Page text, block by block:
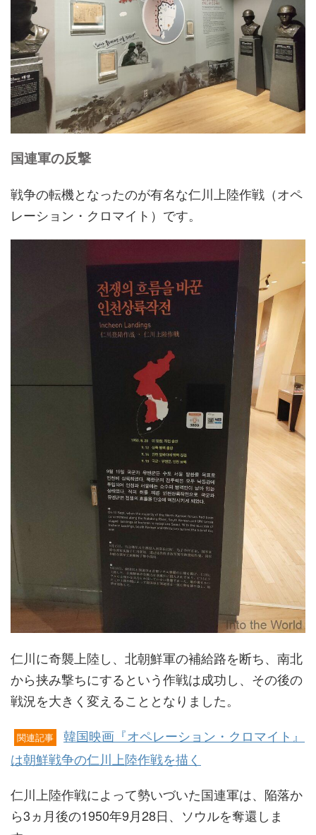
国連軍の反撃
戦争の転機となったのが有名な仁川上陸作戦（オペ
レーション・クロマイト）です。
仁川に奇襲上陸し、北朝鮮軍の補給路を断ち、南北
から挟み撃ちにするという作戦は成功し、その後の
戦況を大きく変えることとなりました。
関連記事
韓国映画『オペレーション・クロマイト』
は朝鮮戦争の仁川上陸作戦を描く
仁川上陸作戦によって勢いづいた国連軍は、陥落か
ら3ヵ月後の1950年9月28日、ソウルを奪還しま